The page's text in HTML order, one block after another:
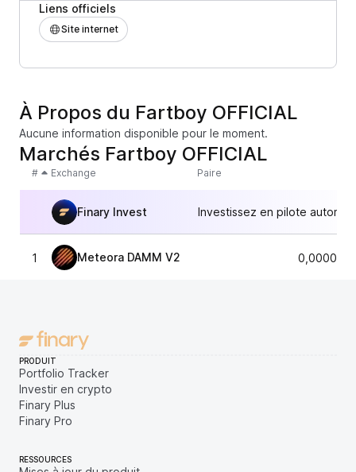
Liens officiels
Site internet
À Propos du Fartboy OFFICIAL
Aucune information disponible pour le moment.
Marchés Fartboy OFFICIAL
# Exchange Paire
Finary Invest Investissez en pilote
1 Meteora DAMM V2
PRODUIT
Portfolio Tracker
Investir en crypto
Finary Plus
Finary Pro
RESSOURCES